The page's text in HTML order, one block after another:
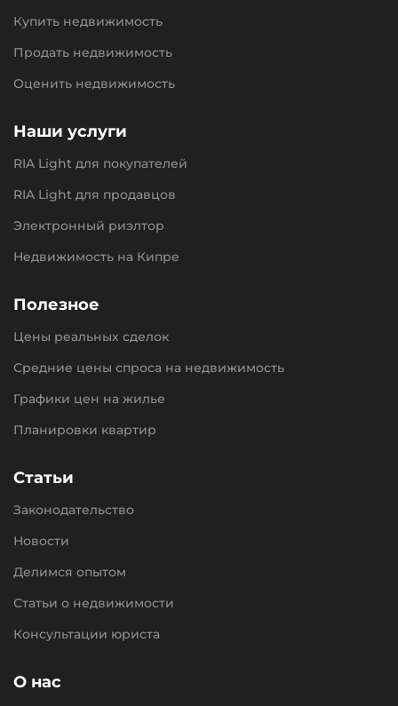
Купить недвижимость
Продать недвижимость
Оценить недвижимость
Наши услуги
RIA Light для покупателей
RIA Light для продавцов
Электронный риэлтор
Недвижимость на Кипре
Полезное
Цены реальных сделок
Средние цены спроса на недвижимость
Графики цен на жилье
Планировки квартир
Статьи
Законодательство
Новости
Делимся опытом
Статьи о недвижимости
Консультации юриста
О нас